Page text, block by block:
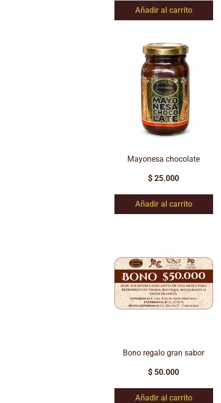
Añadir al carrito
Mayonesa chocolate
$ 25.000
Añadir al carrito
Bono regalo gran sabor
$ 50.000
Añadir al carrito